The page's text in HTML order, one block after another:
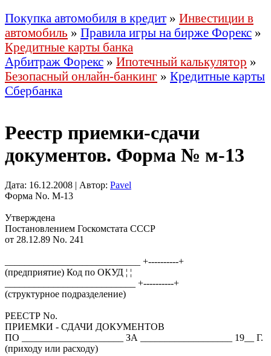
Покупка автомобиля в кредит » Инвестиции в
автомобиль » Правила игры на бирже Форекс »
Кредитные карты банка
Арбитраж Форекс » Ипотечный калькулятор »
Безопасный онлайн-банкинг » Кредитные карты
Сбербанка
Реестр приемки-сдачи
документов. Форма № м-13
Дата: 16.12.2008 | Автор: Pavel
Форма Nо. М-13
Утверждена
Постановлением Госкомстата СССР
от 28.12.89 Nо. 241
____________________________ +----------+
(предприятие) Код по ОКУД ¦ ¦
___________________________ +----------+
(структурное подразделение)
РЕЕСТР Nо.
ПРИЕМКИ - СДАЧИ ДОКУМЕНТОВ
ПО _____________________ ЗА ___________________ 19__ Г.
(приходу или расходу)